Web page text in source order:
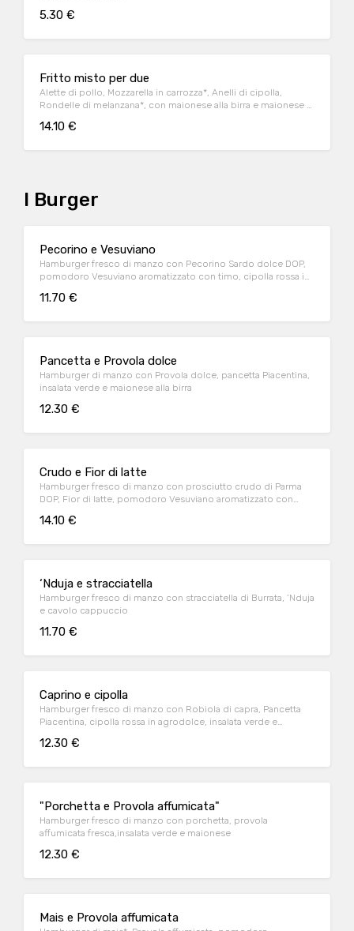
5.30 €
Fritto misto per due
Alette di pollo, Mozzarella in carrozza*, Anelli di cipolla,
Rondelle di melanzana*, con maionese alla birra e maionese ai
14.10 €
I Burger
Pecorino e Vesuviano
Hamburger fresco di manzo con Pecorino Sardo dolce DOP,
pomodoro Vesuviano aromatizzato con timo, cipolla rossa in
11.70 €
Pancetta e Provola dolce
Hamburger di manzo con Provola dolce, pancetta Piacentina,
insalata verde e maionese alla birra
12.30 €
Crudo e Fior di latte
Hamburger fresco di manzo con prosciutto crudo di Parma
DOP, Fior di latte, pomodoro Vesuviano aromatizzato con
14.10 €
‘Nduja e stracciatella
Hamburger fresco di manzo con stracciatella di Burrata, ‘Nduja
e cavolo cappuccio
11.70 €
Caprino e cipolla
Hamburger fresco di manzo con Robiola di capra, Pancetta
Piacentina, cipolla rossa in agrodolce, insalata verde e
12.30 €
"Porchetta e Provola affumicata"
Hamburger fresco di manzo con porchetta, provola
affumicata fresca,insalata verde e maionese
12.30 €
Mais e Provola affumicata